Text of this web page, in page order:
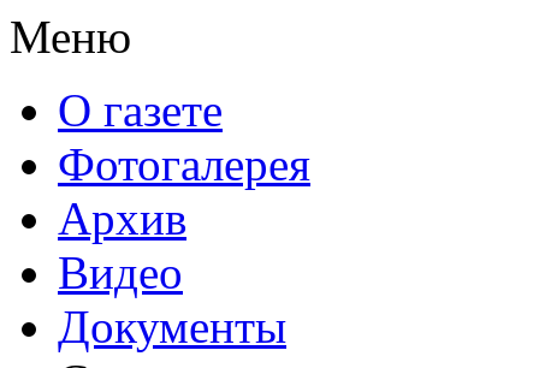
Меню
О газете
Фотогалерея
Архив
Видео
Документы